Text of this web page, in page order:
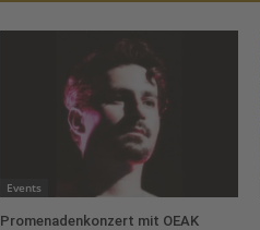
Events
Promenadenkonzert mit OEAK